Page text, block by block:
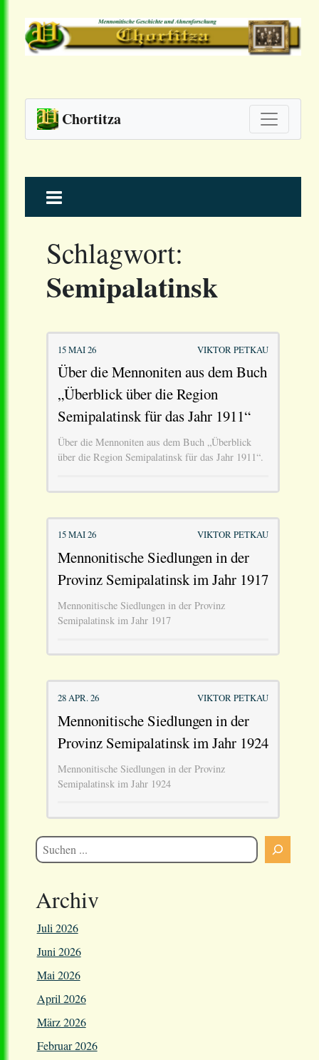
Chortitza
to
Schlagwort:
Semipalatinsk
15 MAI 26 VIKTOR PETKAU
Über die Mennoniten aus dem Buch
„Überblick über die Region
Semipalatinsk für das Jahr 1911“
Über die Mennoniten aus dem Buch „Überblick
über die Region Semipalatinsk für das Jahr 1911“.
15 MAI 26 VIKTOR PETKAU
Mennonitische Siedlungen in der
Provinz Semipalatinsk im Jahr 1917
Mennonitische Siedlungen in der Provinz
Semipalatinsk im Jahr 1917
28 APR. 26 VIKTOR PETKAU
Mennonitische Siedlungen in der
Provinz Semipalatinsk im Jahr 1924
Mennonitische Siedlungen in der Provinz
Semipalatinsk im Jahr 1924
Archiv
Juli 2026
Juni 2026
Mai 2026
April 2026
März 2026
Februar 2026